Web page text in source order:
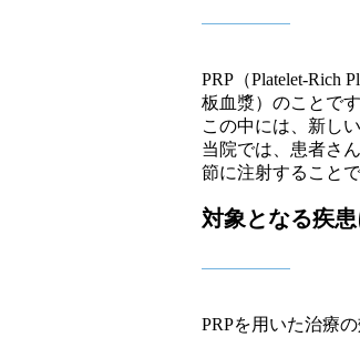
PRP（Platelet-Rich
板血漿）のことです
この中には、新し
当院では、患者さ
節に注射すること
対象となる疾
PRPを用いた治療